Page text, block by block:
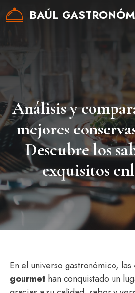
Saltar
BAÚL
Análisis y
mejores
Descubre los
exquisitos
En el universo gastronómico, las
gourmet han conquistado un